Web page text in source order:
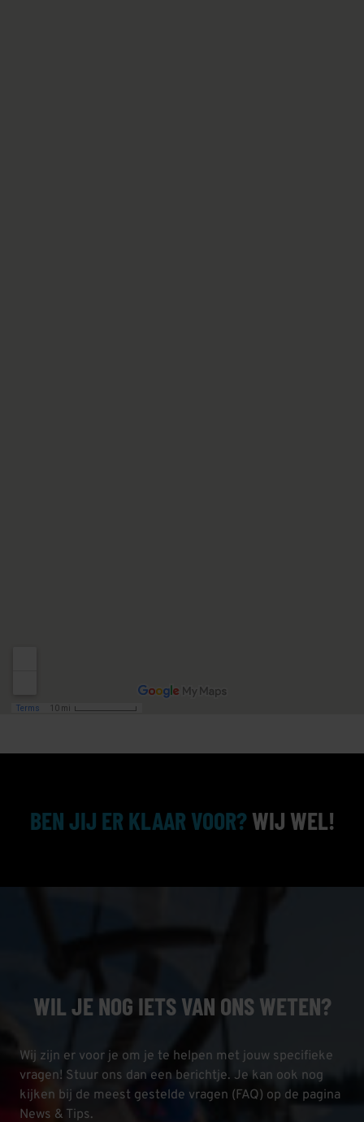
BEN JIJ ER KLAAR VOOR?WIJ WEL!
WIL JE NOG IETS VAN ONS WETEN?
Wij zijn er voor je om je te helpen met jouw specifieke
vragen! Stuur ons dan een berichtje. Je kan ook nog
kijken bij de meest gestelde vragen (FAQ) op de pagina
News & Tips.